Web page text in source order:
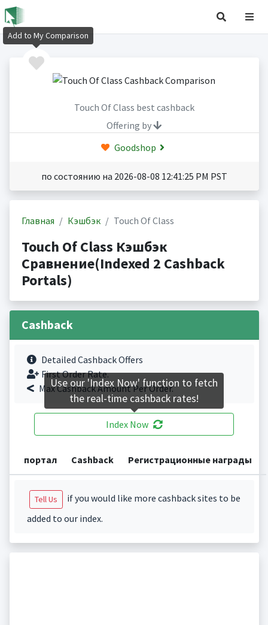
Touch Of Class best cashback
Offering by
Goodshop
по состоянию на 2026-08-08 12:41:25 PM PST
Главная Кэшбэк Touch Of Class
Touch Of Class Кэшбэк
Сравнение(Indexed 2 Cashback
Portals)
Cashback
Detailed Cashback Offers
First Order Rate.
Max Cashback Amount Per Order.
Index Now
портал Cashback Регистрационные награды
Tell Us
if you would like more cashback sites to be
added to our index.
Add to My Comparison
Use our 'Index Now' function to fetch
the real-time cashback rates!